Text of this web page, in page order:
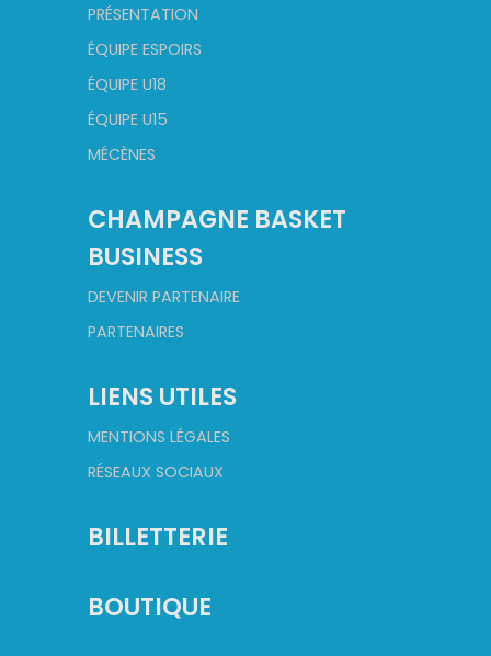
PRÉSENTATION
ÉQUIPE ESPOIRS
ÉQUIPE U18
ÉQUIPE U15
MÉCÈNES
CHAMPAGNE BASKET
BUSINESS
DEVENIR PARTENAIRE
PARTENAIRES
LIENS UTILES
MENTIONS LÉGALES
RÉSEAUX SOCIAUX
BILLETTERIE
BOUTIQUE